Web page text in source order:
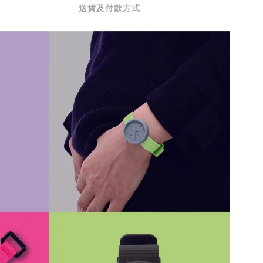
送貨及付款方式